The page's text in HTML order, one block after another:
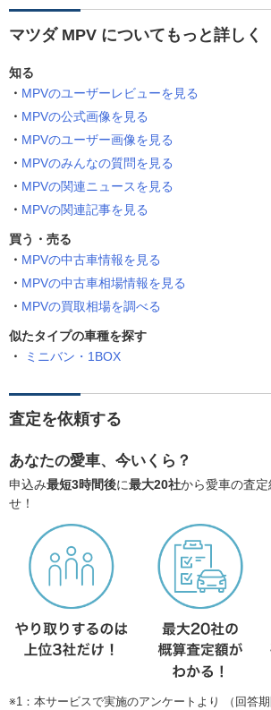
マツダ MPV についてもっと詳しく
知る
MPVのユーザーレビューを見る
MPVの公式画像を見る
MPVのユーザー画像を見る
MPVのみんなの質問を見る
MPVの関連ニュースを見る
MPVの関連記事を見る
買う・売る
MPVの中古車情報を見る
MPVの中古車相場情報を見る
MPVの買取相場を調べる
似たタイプの車種を探す
ミニバン・1BOX
査定を依頼する
あなたの愛車、今いくら？
申込み最短3時間後に最大20社から愛車の査
せ！
※1：本サービスで実施のアンケートより （回答